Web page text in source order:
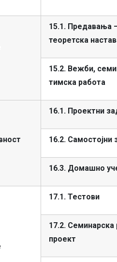
15.1. Предавања
теоретска
15.2. Вежби,
тимска работа
16.1. Проектни
16.2. Самостојни
16.3. Домашно
17.1. Тестови
17.2. Семинарска
проект